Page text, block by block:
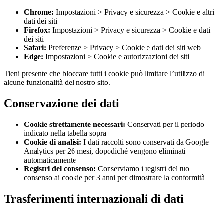
Chrome: Impostazioni > Privacy e sicurezza > Cookie e altri
dati dei siti
Firefox: Impostazioni > Privacy e sicurezza > Cookie e dati
dei siti
Safari: Preferenze > Privacy > Cookie e dati dei siti web
Edge: Impostazioni > Cookie e autorizzazioni dei siti
Tieni presente che bloccare tutti i cookie può limitare l’utilizzo di
alcune funzionalità del nostro sito.
Conservazione dei dati
Cookie strettamente necessari: Conservati per il periodo
indicato nella tabella sopra
Cookie di analisi: I dati raccolti sono conservati da Google
Analytics per 26 mesi, dopodiché vengono eliminati
automaticamente
Registri del consenso: Conserviamo i registri del tuo
consenso ai cookie per 3 anni per dimostrare la conformità
Trasferimenti internazionali di dati